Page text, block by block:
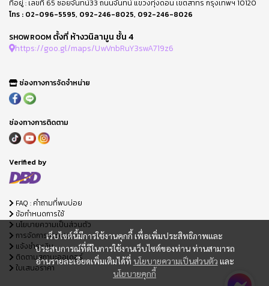
เว็บไซต์นี้มีการใช้งานคุกกี้ เพื่อเพิ่มประสิทธิภาพและ
ประสบการณ์ที่ดีในการใช้งานเว็บไซต์ของท่าน ท่านสามารถ
อ่านรายละเอียดเพิ่มเติมได้ที่ นโยบายความเป็นส่วนตัว และ
นโยบายคุกกี้
ที่อยู่ : เลขที่ 65 ซอยจันทน์33 ถนนจันทน์ แขวงทุ่งดอน เขตสาทร กรุงเทพฯ 10120
โทร : 02-096-5595, 092-246-8025, 092-246-8026
SHOWROOM ตั้งที่ ห้างวนิลามูน ชั้น 4
https://goo.gl/maps/UwVnbRuY3swA719z6
ช่องทางการจัดจำหน่าย
ช่องทางการติดตาม
Verified by
FAQ : คำถามที่พบบ่อย
ข้อกำหนดการใช้
นโยบายความเป็นส่วนตัว
การจัดการ Cookie
แจ้งชำระเงิน
ติดตามสถานะออเดอร์
ใบเสนอราคา